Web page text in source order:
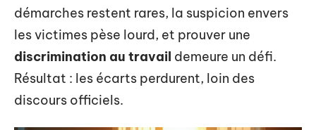
démarches restent rares, la suspicion envers
les victimes pèse lourd, et prouver une
discrimination au travail demeure un défi.
Résultat : les écarts perdurent, loin des
discours officiels.